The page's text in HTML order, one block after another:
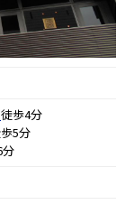
徒歩4分
5分